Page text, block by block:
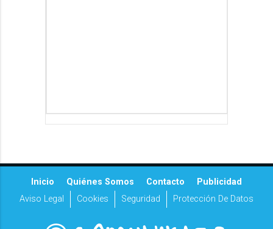
Inicio Quiénes Somos Contacto
Publicidad
Aviso Legal
Cookies Seguridad Protección De Datos